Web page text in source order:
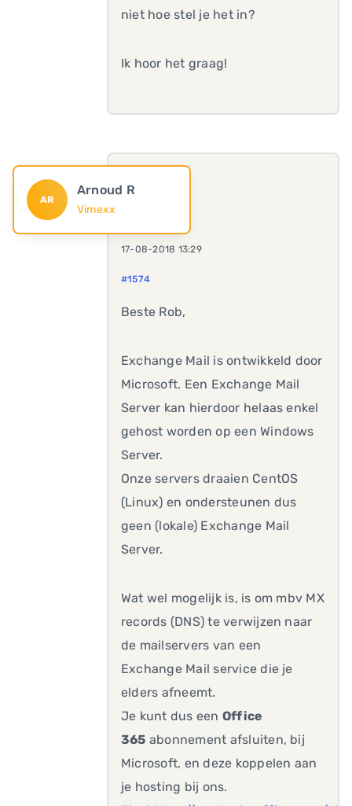
niet hoe stel je het in?
Ik hoor het graag!
AR
Arnoud R
Vimexx
17-08-2018 13:29
#1574
Beste Rob,
Exchange Mail is ontwikkeld door
Microsoft. Een Exchange Mail
Server kan hierdoor helaas enkel
gehost worden op een Windows
Server.
Onze servers draaien CentOS
(Linux) en ondersteunen dus
geen (lokale) Exchange Mail
Server.
Wat wel mogelijk is, is om mbv MX
records (DNS) te verwijzen naar
de mailservers van een
Exchange Mail service die je
elders afneemt.
Je kunt dus een Office
365 abonnement afsluiten, bij
Microsoft, en deze koppelen aan
je hosting bij ons.